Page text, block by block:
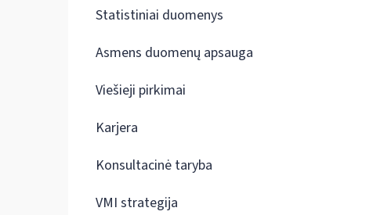
Statistiniai duomenys
Asmens duomenų apsauga
Viešieji pirkimai
Karjera
Konsultacinė taryba
VMI strategija